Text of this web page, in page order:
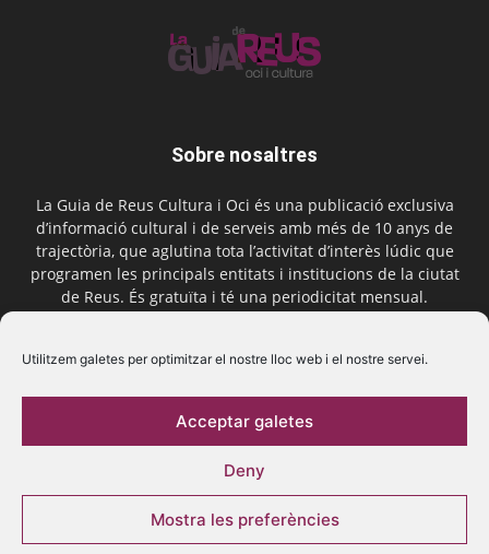
Utilitzem galetes per optimitzar el nostre lloc web i el nostre servei.
Acceptar galetes
Deny
Mostra les preferències
Sobre nosaltres
La Guia de Reus Cultura i Oci és una publicació exclusiva
d’informació cultural i de serveis amb més de 10 anys de
trajectòria, que aglutina tota l’activitat d’interès lúdic que
programen les principals entitats i institucions de la ciutat
de Reus. És gratuïta i té una periodicitat mensual.
Segueix-nos